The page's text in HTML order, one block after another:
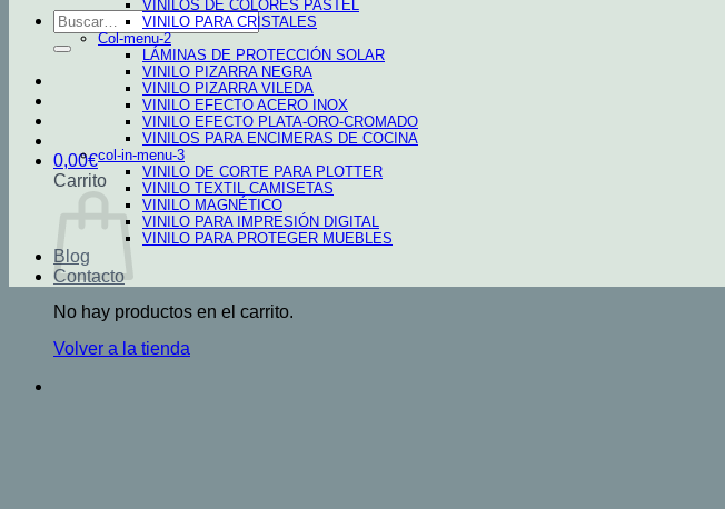
Buscar
por:
0,00€
Carrito
No hay productos en el carrito.
Volver a la tienda
VINILOS DE COLORES PASTEL
VINILO PARA CRISTALES
Col-menu-2
LÁMINAS DE PROTECCIÓN SOLAR
VINILO PIZARRA NEGRA
VINILO PIZARRA VILEDA
VINILO EFECTO ACERO INOX
VINILO EFECTO PLATA-ORO-CROMADO
VINILOS PARA ENCIMERAS DE COCINA
col-in-menu-3
VINILO DE CORTE PARA PLOTTER
VINILO TEXTIL CAMISETAS
VINILO MAGNÉTICO
VINILO PARA IMPRESIÓN DIGITAL
VINILO PARA PROTEGER MUEBLES
Blog
Contacto